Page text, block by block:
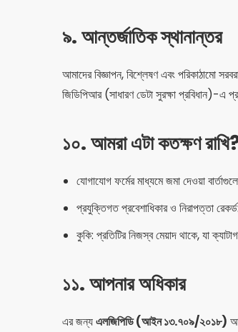
৯. আন্তর্জাতিক স্থানান্তর
আমাদের বিজ্ঞাপন, বিশ্লেষণ এবং পরিকাঠামো
জিডিপিআর (সাধারণ ডেটা সুরক্ষা প্রবিধান)-এ
১০. আমরা এটা কতক্ষণ
যোগাযোগ ফর্মের মাধ্যমে জমা দেওয়া
প্রযুক্তিগত প্রবেশাধিকার ও নিরাপত্তা
কুকি: প্রতিটির নিজস্ব মেয়াদ থাকে, যা
১১. আপনার অধিকার
এর জন্যএলজিপিডি (আইন ১৩.৭০৯/২০১৮)